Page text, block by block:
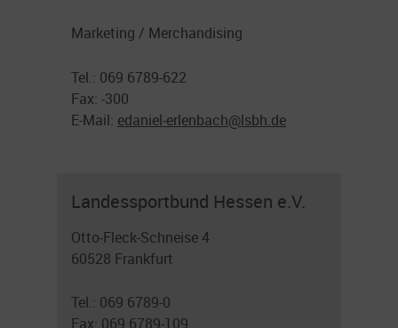
Marketing / Merchandising
Tel.: 069 6789-622
Fax: -300
E-Mail: edaniel-erlenbach@lsbh.de
Landessportbund Hessen e.V.
Otto-Fleck-Schneise 4
60528 Frankfurt
Tel.: 069 6789-0
Fax: 069 6789-109